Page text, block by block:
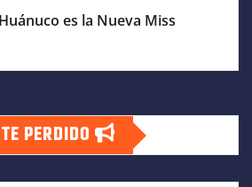
es la Nueva Miss
PERDIDO